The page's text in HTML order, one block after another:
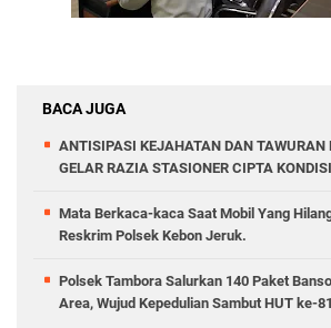
BACA JUGA
ANTISIPASI KEJAHATAN DAN TAWURAN
GELAR RAZIA STASIONER CIPTA KONDISI
Mata Berkaca-kaca Saat Mobil Yang
Reskrim Polsek Kebon Jeruk.
Polsek Tambora Salurkan 140 Paket
Area, Wujud Kepedulian Sambut HUT ke-